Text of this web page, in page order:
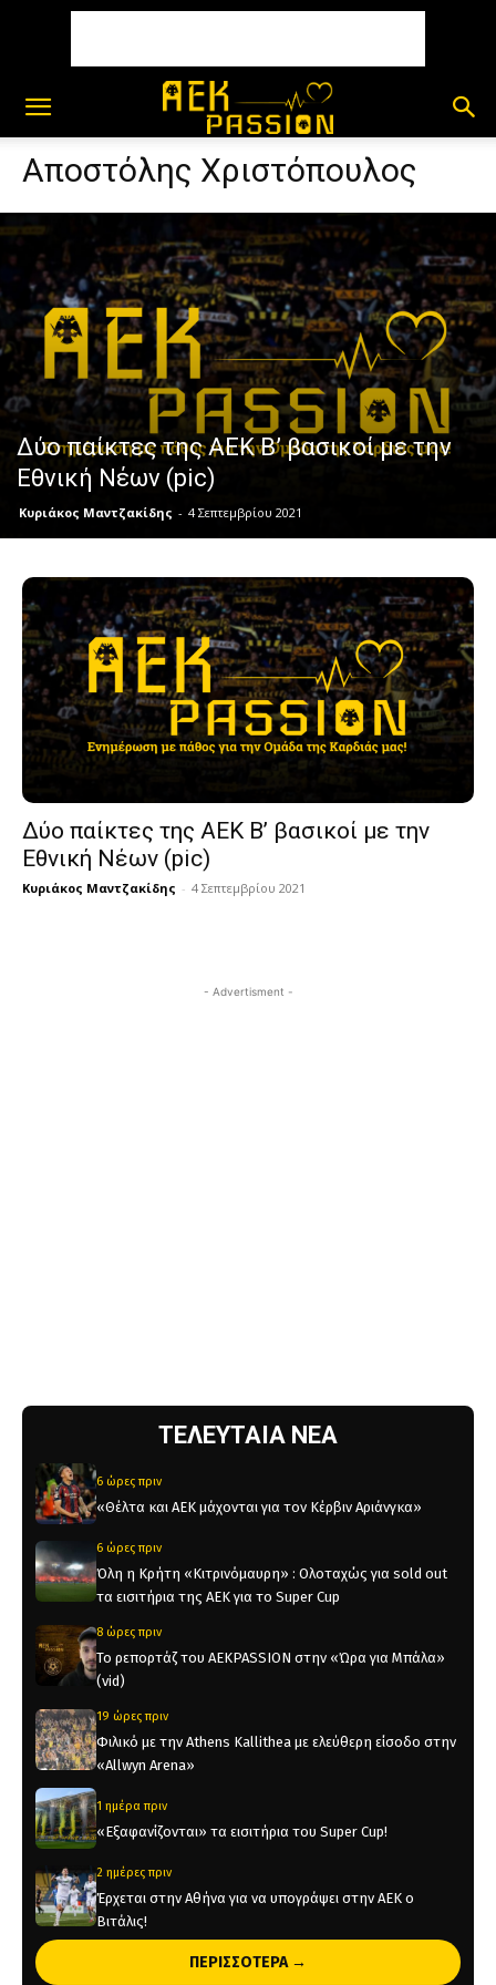
Αποστόλης Χριστόπουλος
Δύο παίκτες της ΑΕΚ Β’ βασικοί με την
Εθνική Νέων (pic)
Κυριάκος Μαντζακίδης - 4 Σεπτεμβρίου 2021
Δύο παίκτες της ΑΕΚ Β’ βασικοί με την
Εθνική Νέων (pic)
Κυριάκος Μαντζακίδης - 4 Σεπτεμβρίου 2021
- Advertisment -
ΤΕΛΕΥΤΑΙΑ ΝΕΑ
6 ώρες πριν
«Θέλτα και ΑΕΚ μάχονται για τον Κέρβιν Αριάνγκα»
6 ώρες πριν
Όλη η Κρήτη «Κιτρινόμαυρη» : Ολοταχώς για sold out
τα εισιτήρια της ΑΕΚ για το Super Cup
8 ώρες πριν
Το ρεπορτάζ του AEKPASSION στην «Ώρα για Μπάλα»
(vid)
19 ώρες πριν
Φιλικό με την Athens Kallithea με ελεύθερη είσοδο στην
«Allwyn Arena»
1 ημέρα πριν
«Εξαφανίζονται» τα εισιτήρια του Super Cup!
2 ημέρες πριν
Έρχεται στην Αθήνα για να υπογράψει στην ΑΕΚ ο
Βιτάλις!
ΠΕΡΙΣΣΟΤΕΡΑ →